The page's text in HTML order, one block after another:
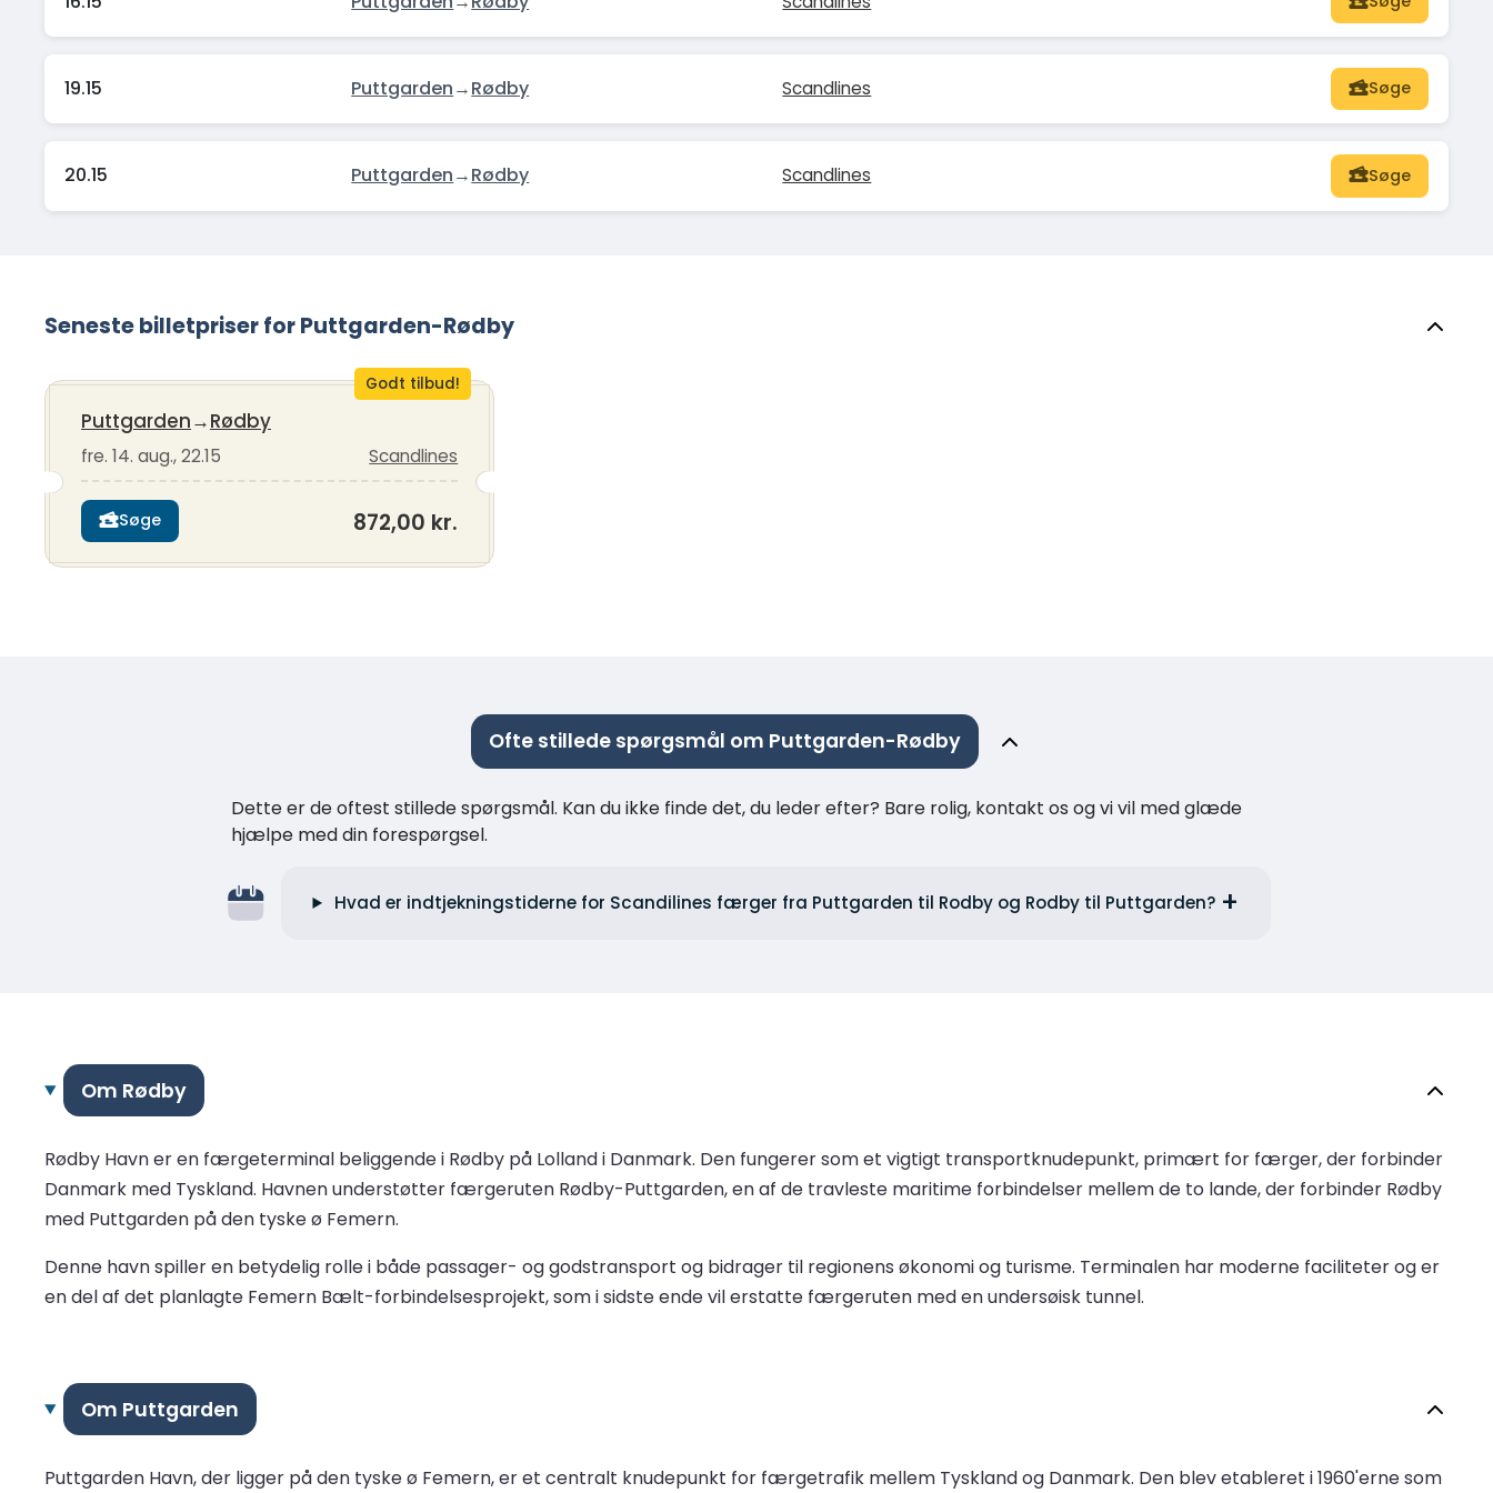
19.15 Puttgarden→Rødby Scandlines Søge
20.15 Puttgarden→Rødby Scandlines Søge
Seneste billetpriser for Puttgarden-Rødby
Godt tilbud!
Puttgarden→Rødby
fre. 14. aug., 22.15 Scandlines
Søge 872,00 kr.
Ofte stillede spørgsmål om Puttgarden-Rødby
Dette er de oftest stillede spørgsmål. Kan du ikke finde det, du leder efter? Bare rolig, kontakt os og vi vil med glæde
hjælpe med din forespørgsel.
Hvad er indtjekningstiderne for Scandilines færger fra Puttgarden til Rodby og Rodby til Puttgarden?
Om Rødby
Rødby Havn er en færgeterminal beliggende i Rødby på Lolland i Danmark. Den fungerer som et vigtigt transportknudepunkt, primært for færger, der forbinder
Danmark med Tyskland. Havnen understøtter færgeruten Rødby-Puttgarden, en af de travleste maritime forbindelser mellem de to lande, der forbinder Rødby
med Puttgarden på den tyske ø Femern.
Denne havn spiller en betydelig rolle i både passager- og godstransport og bidrager til regionens økonomi og turisme. Terminalen har moderne faciliteter og er
en del af det planlagte Femern Bælt-forbindelsesprojekt, som i sidste ende vil erstatte færgeruten med en undersøisk tunnel.
Om Puttgarden
Puttgarden Havn, der ligger på den tyske ø Femern, er et centralt knudepunkt for færgetrafik mellem Tyskland og Danmark. Den blev etableret i 1960'erne som